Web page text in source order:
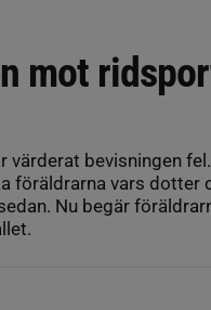
mot
värderat bevisningen
föräldrarna vars dotter
Nu begär